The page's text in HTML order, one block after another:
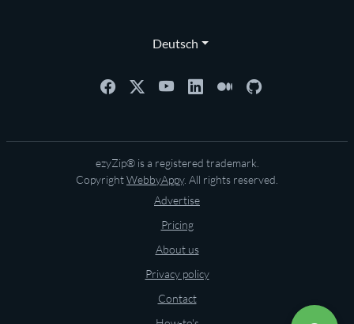
Deutsch
ezyZip® is a registered trademark.
CopyrightWebbyAppy. All rights reserved.
Advertise
Pricing
About us
Privacy policy
Contact